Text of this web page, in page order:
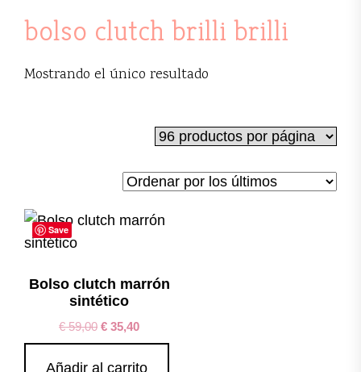
bolso clutch brilli brilli
Mostrando el único resultado
Save
Bolso clutch marrón
sintético
€59,00 € 35,40
Añadir al carrito